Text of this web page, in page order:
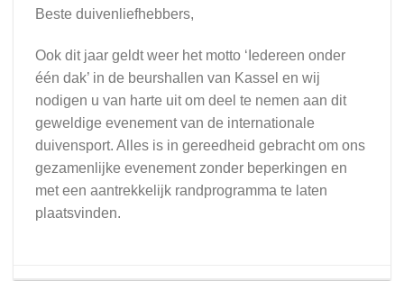
Beste duivenliefhebbers,
Ook dit jaar geldt weer het motto ‘Iedereen onder
één dak’ in de beurshallen van Kassel en wij
nodigen u van harte uit om deel te nemen aan dit
geweldige evenement van de internationale
duivensport. Alles is in gereedheid gebracht om ons
gezamenlijke evenement zonder beperkingen en
met een aantrekkelijk randprogramma te laten
plaatsvinden.